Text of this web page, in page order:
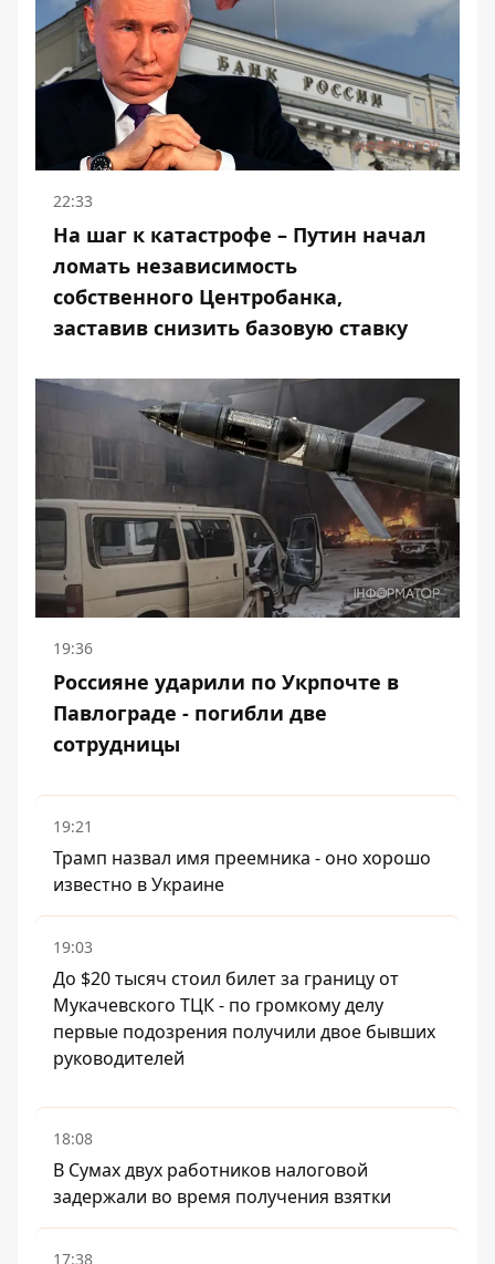
22:33
На шаг к катастрофе – Путин начал
ломать независимость
собственного Центробанка,
заставив снизить базовую ставку
19:36
Россияне ударили по Укрпочте в
Павлограде - погибли две
сотрудницы
19:21
Трамп назвал имя преемника - оно хорошо
известно в Украине
19:03
До $20 тысяч стоил билет за границу от
Мукачевского ТЦК - по громкому делу
первые подозрения получили двое бывших
руководителей
18:08
В Сумах двух работников налоговой
задержали во время получения взятки
17:38